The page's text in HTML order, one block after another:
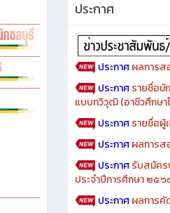
ประกาศ
ประกาศผลการส
ประกาศรายชื่อนั
แบบทวิวุฒิ (อาชีวศึกษ
ประกาศรายชื่อผู้
ประกาศผลการส
ประกาศรับสมัคร
ประจำปีการศึกษา ๒๕
ประกาศผลการคั